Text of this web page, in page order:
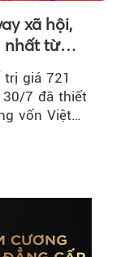
xã hội,
nhất từ
giá 721
30/7 đã thiết
vốn Việt